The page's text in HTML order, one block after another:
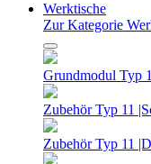
Werktische
Zur Kategorie
Grundmodul Typ
Zubehör Typ 11
Zubehör Typ 11